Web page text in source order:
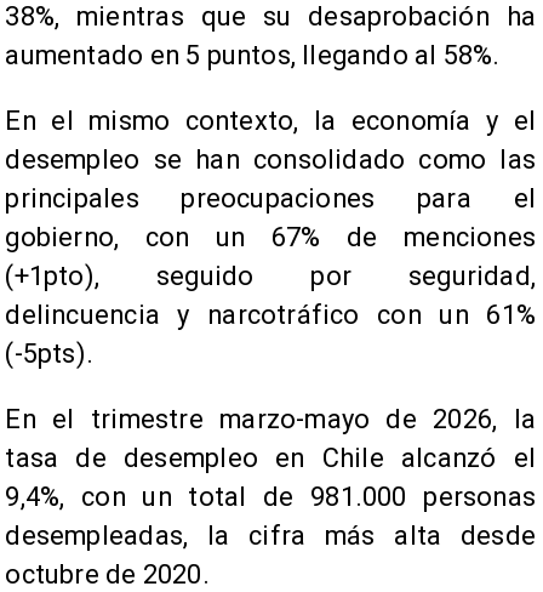
38%, mientras que su desaprobación ha
aumentado en 5 puntos, llegando al 58%.
En el mismo contexto, la economía y el
desempleo se han consolidado como las
principales preocupaciones para el
gobierno, con un 67% de menciones
(+1pto), seguido por seguridad,
delincuencia y narcotráfico con un 61%
(-5pts).
En el trimestre marzo-mayo de 2026, la
tasa de desempleo en Chile alcanzó el
9,4%, con un total de 981.000 personas
desempleadas, la cifra más alta desde
octubre de 2020.